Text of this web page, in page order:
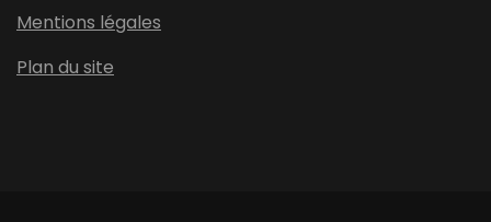
Mentions légales
Plan du site